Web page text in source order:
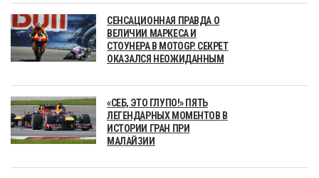
СЕНСАЦИОННАЯ ПРАВДА О
ВЕЛИЧИИ МАРКЕСА И
СТОУНЕРА В MOTOGP. СЕКРЕТ
ОКАЗАЛСЯ НЕОЖИДАННЫМ
«СЕБ, ЭТО ГЛУПО!» ПЯТЬ
ЛЕГЕНДАРНЫХ МОМЕНТОВ В
ИСТОРИИ ГРАН ПРИ
МАЛАЙЗИИ